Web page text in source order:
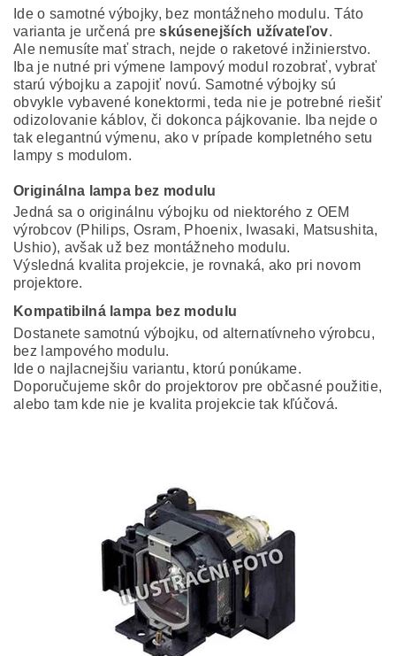
Ide o samotné výbojky, bez montážneho modulu. Táto
varianta je určená preskúsenejších užívateľov.
Ale nemusíte mať strach, nejde o raketové inžinierstvo.
Iba je nutné pri výmene lampový modul rozobrať, vybrať
starú výbojku a zapojiť novú. Samotné výbojky sú
obvykle vybavené konektormi, teda nie je potrebné riešiť
odizolovanie káblov, či dokonca pájkovanie. Iba nejde o
tak elegantnú výmenu, ako v prípade kompletného setu
lampy s modulom.
Originálna lampa bez modulu
Jedná sa o originálnu výbojku od niektorého z OEM
výrobcov (Philips, Osram, Phoenix, Iwasaki, Matsushita,
Ushio), avšak už bez montážneho modulu.
Výsledná kvalita projekcie, je rovnaká, ako pri novom
projektore.
Kompatibilná lampa bez modulu
Dostanete samotnú výbojku, od alternatívneho výrobcu,
bez lampového modulu.
Ide o najlacnejšiu variantu, ktorú ponúkame.
Doporučujeme skôr do projektorov pre občasné použitie,
alebo tam kde nie je kvalita projekcie tak kľúčová.